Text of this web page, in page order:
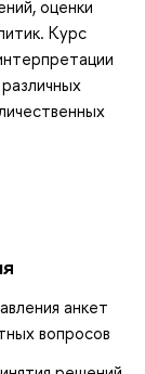
оценки
Курс
анкет
вопросов